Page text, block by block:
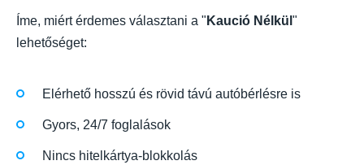
Íme, miért érdemes választani a " Kaució Nélkül "
lehetőséget:
Elérhető hosszú és rövid távú autóbérlésre is
Gyors, 24/7 foglalások
Nincs hitelkártya-blokkolás